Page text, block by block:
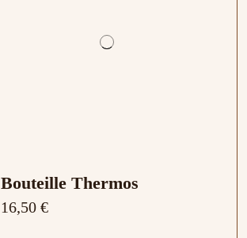
Bouteille Thermos
16,50 €